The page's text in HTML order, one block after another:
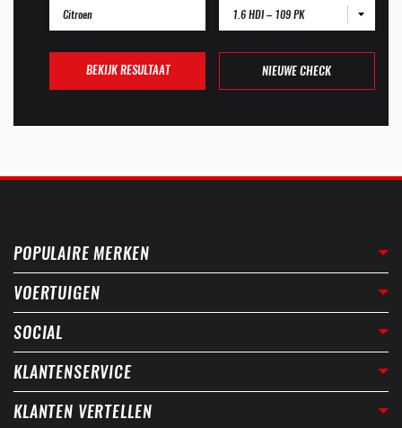
1.6 HDI – 109 PK
BEKIJK RESULTAAT NIEUWE CHECK
POPULAIRE MERKEN
VOERTUIGEN
SOCIAL
KLANTENSERVICE
KLANTEN VERTELLEN